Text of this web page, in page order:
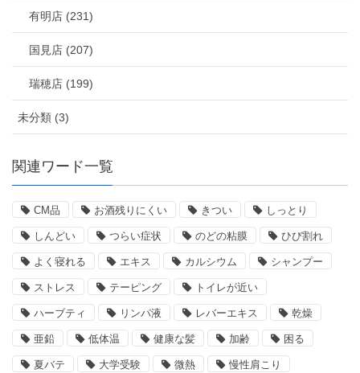
有明店 (231)
国見店 (207)
瑞穂店 (199)
未分類 (3)
関連ワード一覧
CM品 お酒残りにくい きつい しっとり
しんどい つらい症状 のどの粘膜 ひび割れ
よく寝れる エキス カルシウム シャンプー
ストレス テーピング トイレが近い
ハーブティ リンパ液 レバーエキス 乾燥
亜鉛 低体温 健康な髪 加齢 困る
夏バテ 大学受験 微熱 慢性肩こり